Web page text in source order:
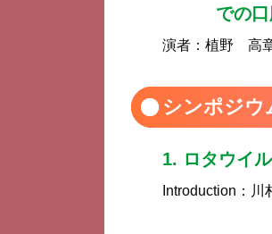
での
演者： 植野 高
シンポジウ
1. ロタウイ
Introduction： 川